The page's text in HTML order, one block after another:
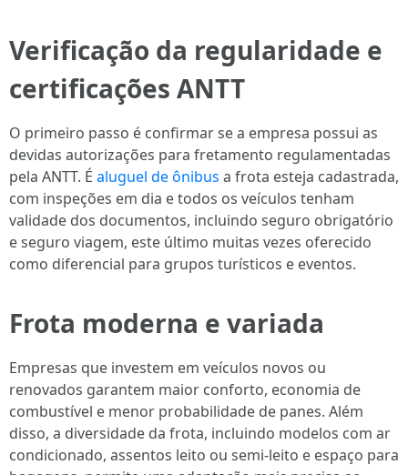
Verificação da regularidade e
certificações ANTT
O primeiro passo é confirmar se a empresa possui as
devidas autorizações para fretamento regulamentadas
pela ANTT. É aluguel de ônibus a frota esteja cadastrada,
com inspeções em dia e todos os veículos tenham
validade dos documentos, incluindo seguro obrigatório
e seguro viagem, este último muitas vezes oferecido
como diferencial para grupos turísticos e eventos.
Frota moderna e variada
Empresas que investem em veículos novos ou
renovados garantem maior conforto, economia de
combustível e menor probabilidade de panes. Além
disso, a diversidade da frota, incluindo modelos com ar
condicionado, assentos leito ou semi-leito e espaço para